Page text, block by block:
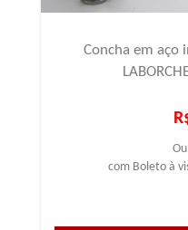
Concha em aço
Ou
com Boleto à